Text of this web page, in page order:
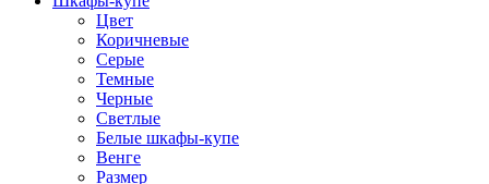
Цвет
Коричневые
Серые
Темные
Черные
Светлые
Белые шкафы-купе
Венге
Размер